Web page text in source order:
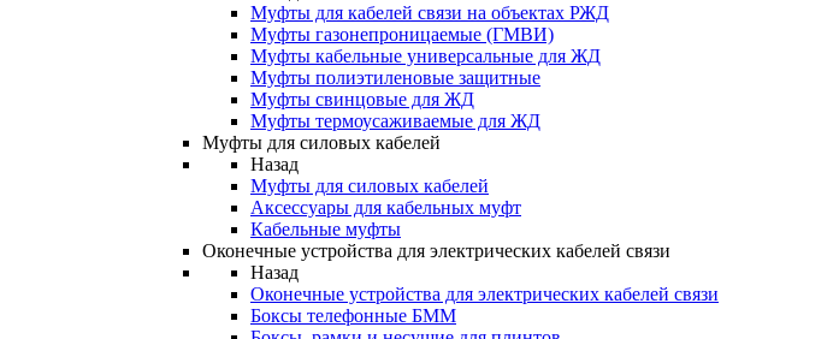
Муфты для кабелей связи на объектах РЖД
Муфты газонепроницаемые (ГМВИ)
Муфты кабельные универсальные для ЖД
Муфты полиэтиленовые защитные
Муфты свинцовые для ЖД
Муфты термоусаживаемые для ЖД
Муфты для силовых кабелей
Назад
Муфты для силовых кабелей
Аксессуары для кабельных муфт
Кабельные муфты
Оконечные устройства для электрических кабелей связи
Назад
Оконечные устройства для электрических кабелей связи
Боксы телефонные БММ